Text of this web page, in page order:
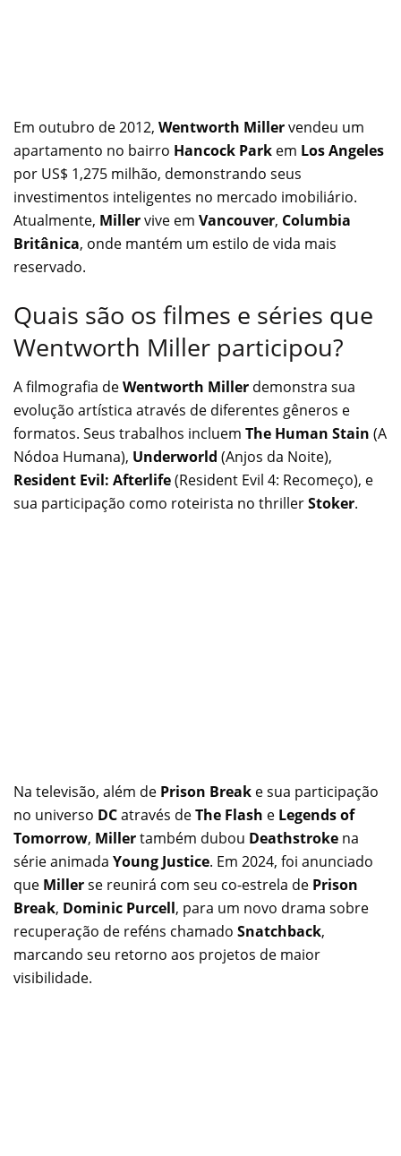
Em outubro de 2012, Wentworth Millervendeu um
apartamento no bairro Hancock Park em Los Angeles
por US$ 1,275 milhão, demonstrando seus
investimentos inteligentes no mercado imobiliário.
Atualmente, Millervive em Vancouver, Columbia
Britânica, onde mantém um estilo de vida mais
reservado.
Quais são os filmes e séries que
Wentworth Miller participou?
A filmografia deWentworth Miller demonstra sua
evolução artística através de diferentes gêneros e
formatos. Seus trabalhos incluem The Human Stain (A
Nódoa Humana), Underworld (Anjos da Noite),
Resident Evil: Afterlife(Resident Evil 4: Recomeço), e
sua participação como roteirista no thrillerStoker.
Na televisão, além de Prison Break e sua participação
no universo DCatravés deThe Flash e Legends of
Tomorrow, Millertambém dubou Deathstroke na
série animada Young Justice. Em 2024, foi anunciado
que Millerse reunirá com seu co-estrela de Prison
Break, Dominic Purcell, para um novo drama sobre
recuperação de reféns chamado Snatchback,
marcando seu retorno aos projetos de maior
visibilidade.